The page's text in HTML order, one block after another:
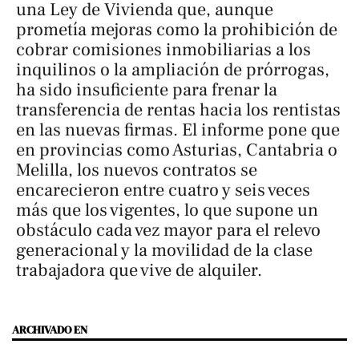
una Ley de Vivienda que, aunque
prometía mejoras como la prohibición de
cobrar comisiones inmobiliarias a los
inquilinos o la ampliación de prórrogas,
ha sido insuficiente para frenar la
transferencia de rentas hacia los rentistas
en las nuevas firmas. El informe pone que
en provincias como Asturias, Cantabria o
Melilla, los nuevos contratos se
encarecieron entre cuatro y seis veces
más que los vigentes, lo que supone un
obstáculo cada vez mayor para el relevo
generacional y la movilidad de la clase
trabajadora que vive de alquiler.
ARCHIVADO EN